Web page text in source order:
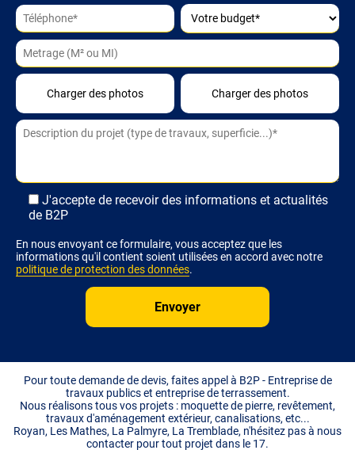
J'accepte de recevoir des informations et actualités
de B2P
En nous envoyant ce formulaire, vous acceptez que les
informations qu'il contient soient utilisées en accord avec notre
politique de protection des données.
Alternative:
Pour toute demande de devis, faites appel à B2P - Entreprise de
travaux publics et entreprise de terrassement.
Nous réalisons tous vos projets : moquette de pierre, revêtement,
travaux d'aménagement extérieur, canalisations, etc...
Royan, Les Mathes, La Palmyre, La Tremblade, n'hésitez pas à nous
contacter pour tout projet dans le 17.